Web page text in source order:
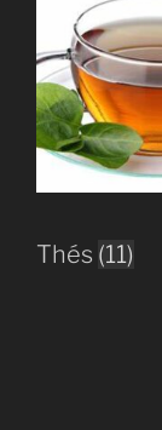
Thés (11)